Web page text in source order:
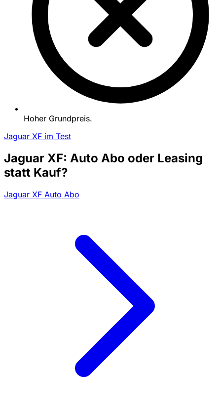
Hoher Grundpreis.
Jaguar XF im Test
Jaguar XF: Auto Abo oder Leasing
statt Kauf?
Jaguar XF Auto Abo